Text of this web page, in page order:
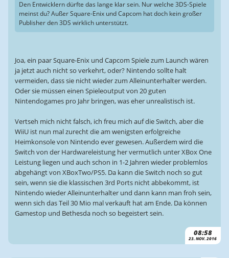
08:58
23. NOV. 2016
Den Entwicklern dürfte das lange klar sein. Nur welche 3DS-Spiele
meinst du? Außer Square-Enix und Capcom hat doch kein großer
Publisher den 3DS wirklich unterstützt.
Joa, ein paar Square-Enix und Capcom Spiele zum Launch wären
ja jetzt auch nicht so verkehrt, oder? Nintendo sollte halt
vermeiden, dass sie nicht wieder zum Alleinunterhalter werden.
Oder sie müssen einen Spieleoutput von 20 guten
Nintendogames pro Jahr bringen, was eher unrealistisch ist.
Vertseh mich nicht falsch, ich freu mich auf die Switch, aber die
WiiU ist nun mal zurecht die am wenigsten erfolgreiche
Heimkonsole von Nintendo ever gewesen. Außerdem wird die
Switch von der Hardwareleistung her vermutlich unter XBox One
Leistung liegen und auch schon in 1-2 Jahren wieder problemlos
abgehängt von XBoxTwo/PS5. Da kann die Switch noch so gut
sein, wenn sie die klassischen 3rd Ports nicht abbekommt, ist
Nintendo wieder Alleinunterhalter und dann kann man froh sein,
wenn sich das Teil 30 Mio mal verkauft hat am Ende. Da können
Gamestop und Bethesda noch so begeistert sein.